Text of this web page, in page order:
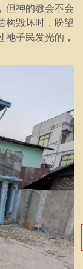
但神的教会不会
构毁坏时，盼望
子民发光的，